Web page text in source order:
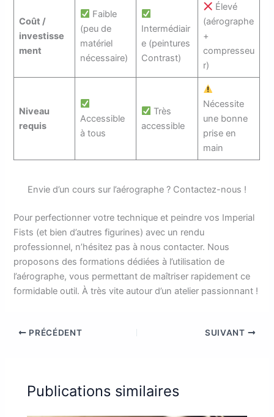
Coût /
investisse
ment
Faible
(peu de
matériel
nécessaire)
Intermédiair
e (peintures
Contrast)
Élevé
(aérographe
+
compresseu
r)
Niveau
requis
Accessible
à tous
Très
accessible
Nécessite
une bonne
prise en
main
Envie d’un cours sur l’aérographe ? Contactez-nous !
Pour perfectionner votre technique et peindre vos Imperial
Fists (et bien d’autres figurines) avec un rendu
professionnel, n’hésitez pas à nous contacter. Nous
proposons des formations dédiées à l’utilisation de
l’aérographe, vous permettant de maîtriser rapidement ce
formidable outil. À très vite autour d’un atelier passionnant !
PRÉCÉDENT SUIVANT
Publications similaires